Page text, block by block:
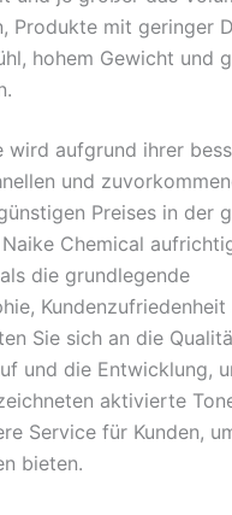
Produkte mit geringer
hohem Gewicht und
aufgrund ihrer
und
Preises in der
Chemical
die grundlegende
Kundenzufriedenheit
Sie sich an die
und die Entwicklung,
aktivierte
Service für Kunden,
bieten.